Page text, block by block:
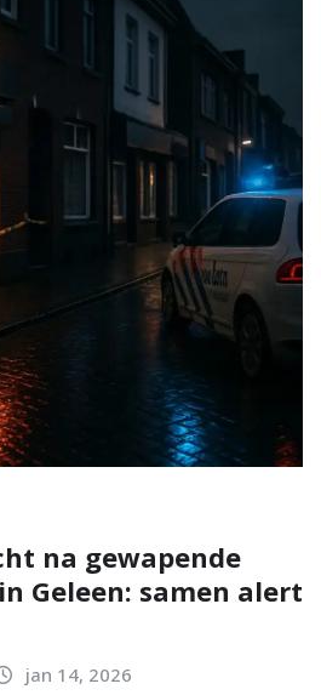
na gewapende
Geleen: samen alert
jan 14, 2026